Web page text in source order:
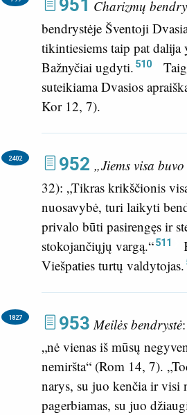
951 Charizmų
bendrystėje Šventoji
tikintiesiems taip pat dalija
Bažnyčiai ugdyti. 510
suteikiama Dvasios
Kor 12, 7).
952
2402 „Jiems visa
32): „Tikras krikščionis
nuosavybė, turi laikyti
privalo būti pasirengęs ir
stokojančiųjų vargą.“511
Viešpaties turtų valdytojas.
953
1827 Meilės bendrystė:
„nė vienas iš mūsų
nemiršta“ (Rom 14, 7).
narys, su juo kenčia ir visi
pagerbiamas, su juo